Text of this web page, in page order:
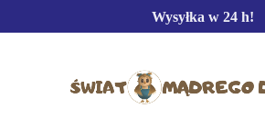
Wysyłka w 24 h!